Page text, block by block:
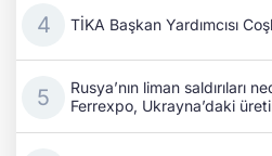
TİKA Başkan Yardımcısı
Rusya’nın liman saldırıları
Ferrexpo, Ukrayna’daki